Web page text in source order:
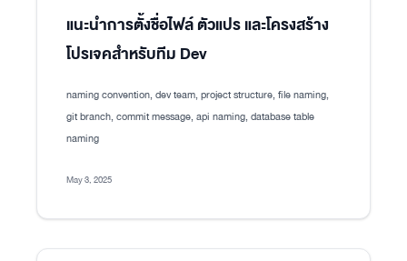
แนะนำการตั้งชื่อไฟล์ ตัวแปร และโครงสร้าง
โปรเจคสำหรับทีม Dev
naming convention, dev team, project structure, file naming,
git branch, commit message, api naming, database table
naming
May 3, 2025